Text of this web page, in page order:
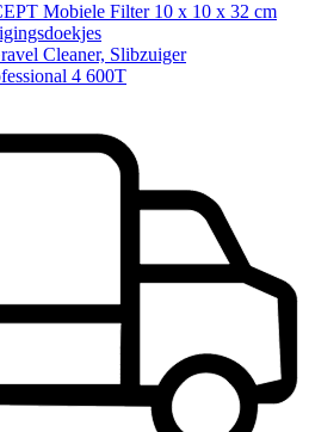
Mobiele Filter 10 x 10 x 32 cm
Cleaner, Slibzuiger
4 600T